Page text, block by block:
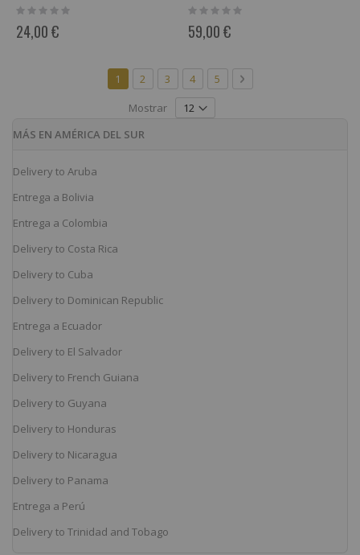
Rating:
0%
24,00 €
Rating:
0%
59,00 €
Página
Actualmente estás leyendo página
1 Página
2 Página
3 Página
4 Página
5 Página
Siguiente
Mostrar
MÁS EN AMÉRICA DEL SUR
Delivery to Aruba
Entrega a Bolivia
Entrega a Colombia
Delivery to Costa Rica
Delivery to Cuba
Delivery to Dominican Republic
Entrega a Ecuador
Delivery to El Salvador
Delivery to French Guiana
Delivery to Guyana
Delivery to Honduras
Delivery to Nicaragua
Delivery to Panama
Entrega a Perú
Delivery to Trinidad and Tobago